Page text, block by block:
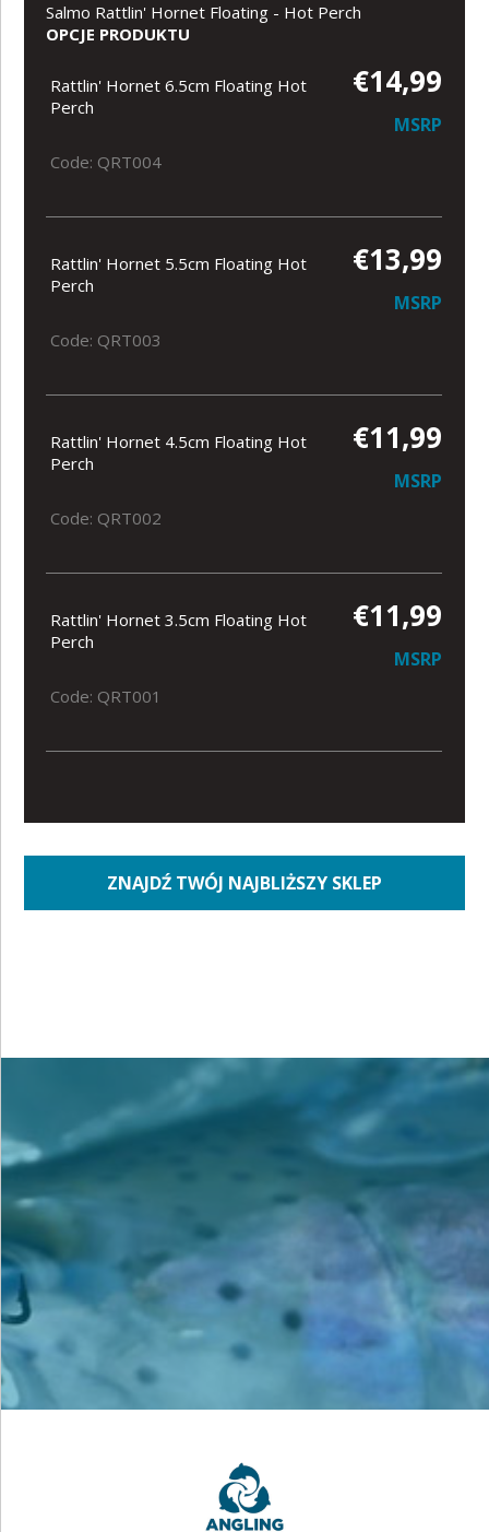
Salmo Rattlin' Hornet Floating - Hot Perch
OPCJE PRODUKTU
Rattlin' Hornet 6.5cm Floating Hot
Perch
€14,99
MSRP
Code: QRT004
Rattlin' Hornet 5.5cm Floating Hot
Perch
€13,99
MSRP
Code: QRT003
Rattlin' Hornet 4.5cm Floating Hot
Perch
€11,99
MSRP
Code: QRT002
Rattlin' Hornet 3.5cm Floating Hot
Perch
€11,99
MSRP
Code: QRT001
ZNAJDŹ TWÓJ NAJBLIŻSZY SKLEP